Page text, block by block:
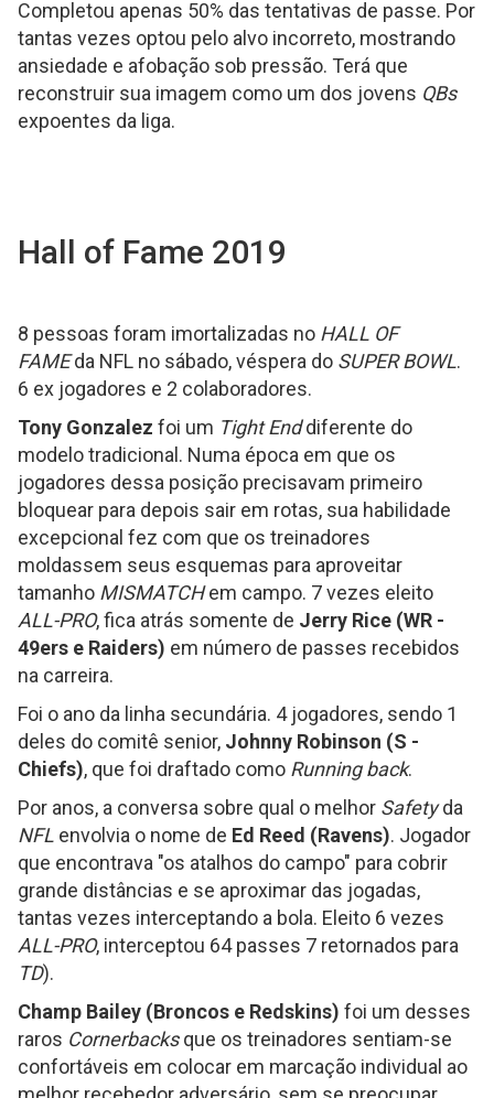
Completou apenas 50% das tentativas de passe. Por
tantas vezes optou pelo alvo incorreto, mostrando
ansiedade e afobação sob pressão. Terá que
reconstruir sua imagem como um dos jovens QBs
expoentes da liga.
Hall of Fame 2019
8 pessoas foram imortalizadas no HALL OF
FAMEda NFL no sábado, véspera do SUPER BOWL.
6 ex jogadores e 2 colaboradores.
Tony Gonzalez foi um Tight Enddiferente do
modelo tradicional. Numa época em que os
jogadores dessa posição precisavam primeiro
bloquear para depois sair em rotas, sua habilidade
excepcional fez com que os treinadores
moldassem seus esquemas para aproveitar
tamanho MISMATCHem campo. 7 vezes eleito
ALL-PRO, fica atrás somente de Jerry Rice (WR -
49ers e Raiders) em número de passes recebidos
na carreira.
Foi o ano da linha secundária. 4 jogadores, sendo 1
deles do comitê senior, Johnny Robinson (S -
Chiefs), que foi draftado como Running back.
Por anos, a conversa sobre qual o melhor Safetyda
NFL envolvia o nome de Ed Reed (Ravens). Jogador
que encontrava "os atalhos do campo" para cobrir
grande distâncias e se aproximar das jogadas,
tantas vezes interceptando a bola. Eleito 6 vezes
ALL-PRO, interceptou 64 passes 7 retornados para
TD).
Champ Bailey (Broncos e Redskins) foi um desses
raros Cornerbacksque os treinadores sentiam-se
confortáveis em colocar em marcação individual ao